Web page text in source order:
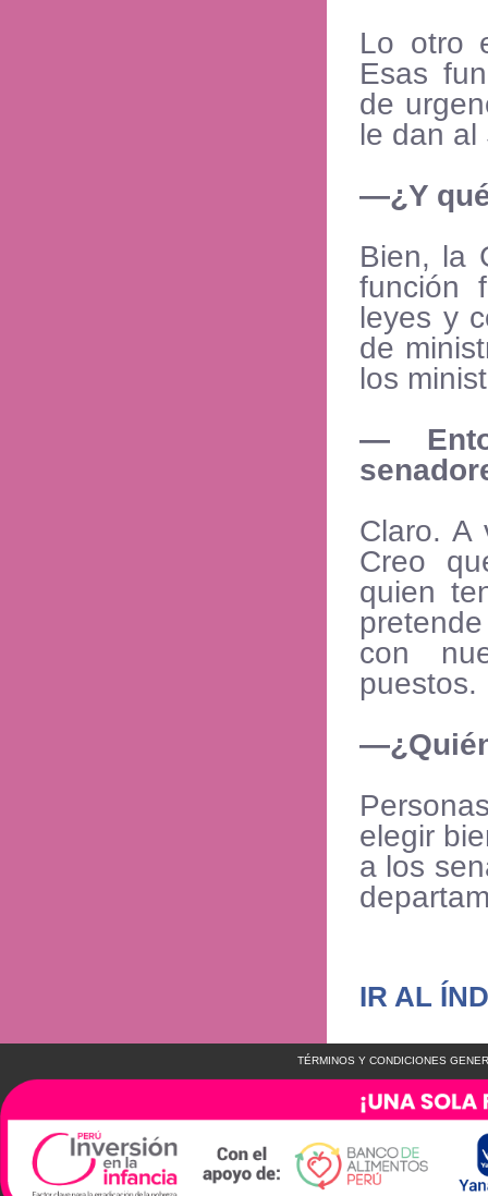
Lo otro
Esas
de
le dan al
—¿Y
Bien, la
función
leyes y
de
los
—
Claro. A
Creo
quien
con
puestos.
elegir
a los
IR AL
TÉRMINOS Y CONDICIONES